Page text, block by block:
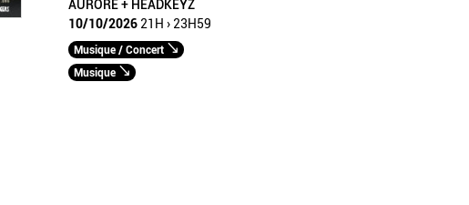
AURORE + HEADKEYZ
10/10/2026 21H › 23H59
Musique / Concert
Musique